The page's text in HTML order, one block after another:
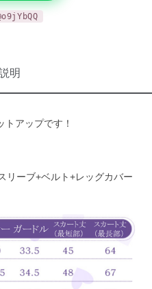
明
アップです！
リーブ+ベルト+レッグカバー